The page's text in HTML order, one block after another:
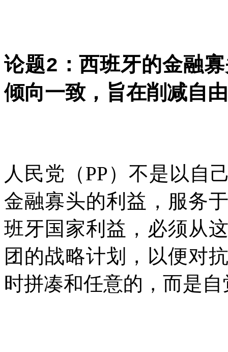
论题2 ：西班牙的金融
倾向一致，旨在削减自
人民党（PP）不是以自
金融寡头的利益，服务
班牙国家利益，必须从
团的战略计划，以便对
时拼凑和任意的，而是